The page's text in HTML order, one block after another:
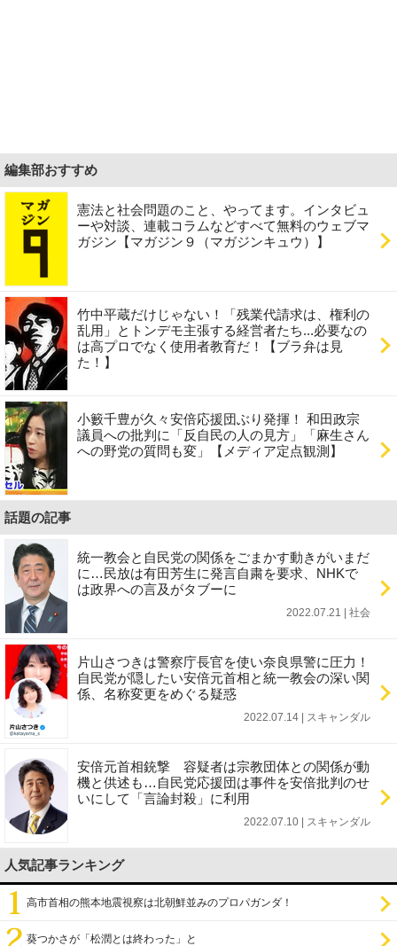
編集部おすすめ
憲法と社会問題のこと、やってます。インタビュ
ーや対談、連載コラムなどすべて無料のウェブマ
ガジン【マガジン９（マガジンキュウ）】
竹中平蔵だけじゃない！「残業代請求は、権利の
乱用」とトンデモ主張する経営者たち...必要なの
は高プロでなく使用者教育だ！【ブラ弁は見
た！】
小籔千豊が久々安倍応援団ぶり発揮！ 和田政宗
議員への批判に「反自民の人の見方」「麻生さん
への野党の質問も変」【メディア定点観測】
話題の記事
統一教会と自民党の関係をごまかす動きがいまだ
に…民放は有田芳生に発言自粛を要求、NHKで
は政界への言及がタブーに
2022.07.21 | 社会
片山さつきは警察庁長官を使い奈良県警に圧力！
自民党が隠したい安倍元首相と統一教会の深い関
係、名称変更をめぐる疑惑
2022.07.14 | スキャンダル
安倍元首相銃撃 容疑者は宗教団体との関係が動
機と供述も…自民党応援団は事件を安倍批判のせ
いにして「言論封殺」に利用
2022.07.10 | スキャンダル
人気記事ランキング
高市首相の熊本地震視察は北朝鮮並みのプロパガンダ！
葵つかさが「松潤とは終わった」と